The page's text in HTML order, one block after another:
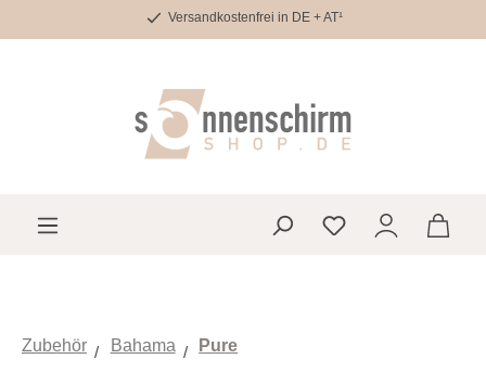
Zum Hauptinhalt springenVersandkostenfrei in DE + AT¹
Du hast 0 Produkte
Zubehör Bahama Pure